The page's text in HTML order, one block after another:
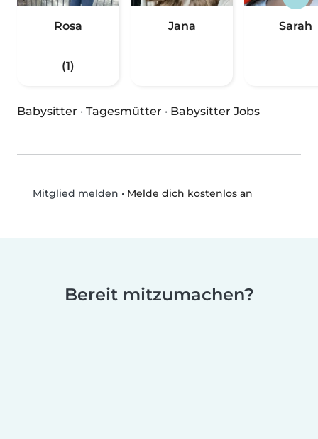
Rosa
(1)
Jana Sarah
Babysitter · Tagesmütter · Babysitter Jobs
Mitglied melden • Melde dich kostenlos an
Bereit mitzumachen?